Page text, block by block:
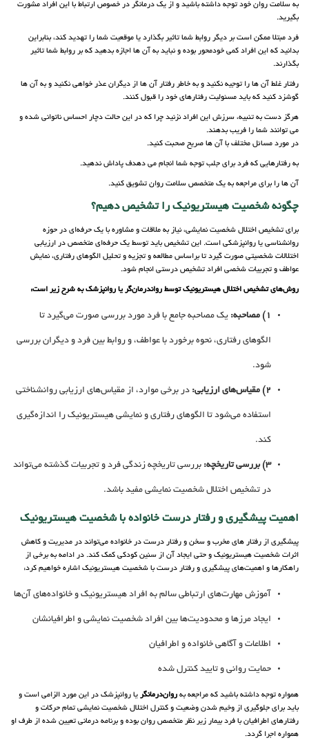
به سلامت روان خود توجه داشته باشید و از یک درمانگر در خصوص ارتباط با این افراد مشورت
بگیرید.
فرد مبتلا ممکن است بر دیگر روابط شما تاثیر بگذارد یا موقعیت شما را تهدید کند، بنابراین
بدانید که این افراد کمی خودمحور بوده و نباید به آن ها اجازه بدهید که بر روابط شما تاثیر
بگذارند.
رفتار غلط آن ها را توجیه نکنید و به خاطر رفتار آن ها از دیگران عذر خواهی نکنید و به آن ها
گوشزد کنید که باید مسئولیت رفتارهای خود را قبول کنند.
هرگز دست به تنبیه، سرزش این افراد نزنید چرا که در این حالت دچار احساس ناتوانی شده و
می توانند شما را فریب بدهند.
در مورد مسائل مختلف با آن ها صریح صحبت کنید.
به رفتارهایی که فرد برای جلب توجه شما انجام می دهدف پاداش ندهید.
آن ها را برای مراجعه به یک متخصص سلامت روان تشویق کنید.
چگونه شخصیت هیستریونیک را تشخیص دهیم؟
برای تشخیص اختلال شخصیت نمایشی، نیاز به ملاقات و مشاوره با یک حرفه‌ای در حوزه
روانشناسی یا روانپزشکی است. این تشخیص باید توسط یک حرفه‌ای متخصص در ارزیابی
اختلالات شخصیتی صورت گیرد تا براساس مطالعه و تجزیه و تحلیل الگوهای رفتاری، نمایش
عواطف و تجربیات شخصی افراد تشخیص درستی انجام شود.
روش‌های تشخیص اختلال هیستریونیک توسط رواندرمان‌گر یا روانپزشک به شرح زیر است:
1) مصاحبه: یک مصاحبه جامع با فرد مورد بررسی صورت می‌گیرد تا
الگوهای رفتاری، نحوه برخورد با عواطف، و روابط بین فرد و دیگران بررسی
شود.
2) مقیاس‌های ارزیابی: در برخی موارد، از مقیاس‌های ارزیابی روانشناختی
استفاده می‌شود تا الگوهای رفتاری و نمایشی هیستریونیک را اندازه‌گیری
کند.
3) بررسی تاریخچه: بررسی تاریخچه زندگی فرد و تجربیات گذشته می‌تواند
در تشخیص اختلال شخصیت نمایشی مفید باشد.
اهمیت پیشگیری و رفتار درست خانواده با شخصیت هیستریونیک
پیشگیری از رفتار های مخرب و سخن و رفتار درست در خانواده می‌تواند در مدیریت و کاهش
اثرات شخصیت هیستریونیک و حتی ایجاد آن از سنین کودکی کمک کند. در ادامه به برخی از
راهکارها و اهمیت‌های پیشگیری و رفتار درست با شخصیت هیستریونیک اشاره خواهیم کرد:
آموزش مهارت‌های ارتباطی سالم به افراد هیستریونیک و خانواده‌های آن‌ها
ایجاد مرزها و محدودیت‌ها بین افراد شخصیت نمایشی و اطرافیانشان
اطلاعات و آگاهی خانواده و اطرافیان
حمایت روانی و تایید کنترل شده
همواره توجه داشته باشید که مراجعه به روان‌درمانگر یا روانپزشک در این مورد الزامی است و
باید برای جلوگیری از وخیم شدن وضعیت و کنترل اختلال شخصیت نمایشی تمام حرکات و
رفتارهای اطرافیان با فرد بیمار زیر نظر متخصص روان بوده و برنامه درمانی تعیین شده از طرف او
همواره اجرا گردد.